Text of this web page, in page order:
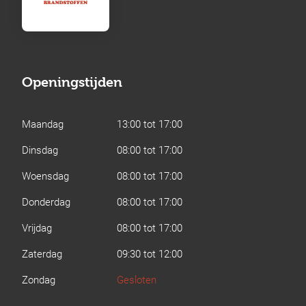
Openingstijden
Maandag
13:00 tot 17:00
Dinsdag
08:00 tot 17:00
Woensdag
08:00 tot 17:00
Donderdag
08:00 tot 17:00
Vrijdag
08:00 tot 17:00
Zaterdag
09:30 tot 12:00
Zondag
Gesloten